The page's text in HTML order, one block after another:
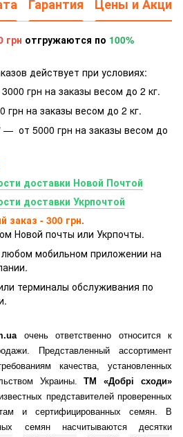
Гарантия Цены и Акции
грн отгружаются по 100%
действует при условиях:
грн на заказы весом до 2 кг.
на заказы весом до 2 кг.
— от 5000 грн на заказы весом до
доставки Новой Почтой
доставки Укрпочтой
заказ - 300 грн.
Новой почты или Укрпочты.
мобильном приложении на
терминалы обслуживания по
очень ответственно относится к
Представленный ассортимент
качества, установленных
Украины.ТМ «Добрі сходи»
представителей проверенных
и сертифицированных семян. В
семян насчитываются десятки